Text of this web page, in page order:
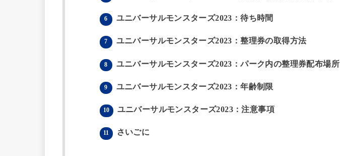
6 ユニバーサルモンスターズ2023：待ち時間
7 ユニバーサルモンスターズ2023：整理券の取得方法
8 ユニバーサルモンスターズ2023：パーク内の整理券配布場所
9 ユニバーサルモンスターズ2023：年齢制限
10 ユニバーサルモンスターズ2023：注意事項
11 さいごに